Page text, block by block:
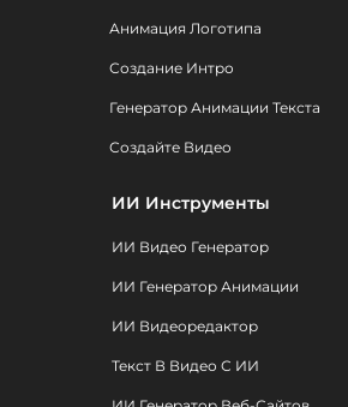
Анимация Логотипа
Создание Интро
Генератор Анимации Текста
Создайте Видео
ИИ Инструменты
ИИ Видео Генератор
ИИ Генератор Анимации
ИИ Видеоредактор
Текст В Видео С ИИ